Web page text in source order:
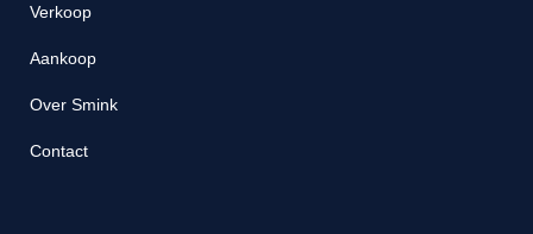
Verkoop
Aankoop
Over Smink
Contact